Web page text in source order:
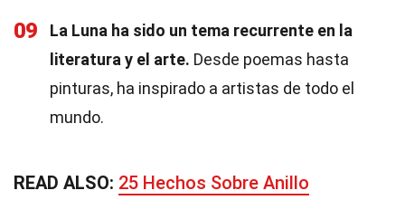
09
La Luna ha sido un tema recurrente en la
literatura y el arte. Desde poemas hasta
pinturas, ha inspirado a artistas de todo el
mundo.
READ ALSO: 25 Hechos Sobre Anillo